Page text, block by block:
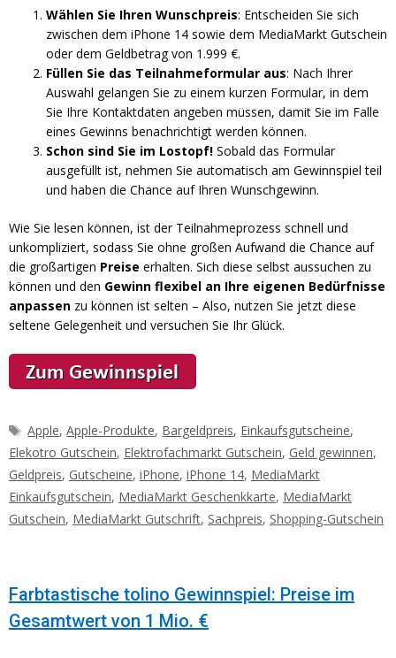
Wählen Sie Ihren Wunschpreis: Entscheiden Sie sich
zwischen dem iPhone 14 sowie dem MediaMarkt Gutschein
oder dem Geldbetrag von 1.999 €.
Füllen Sie das Teilnahmeformular aus: Nach Ihrer
Auswahl gelangen Sie zu einem kurzen Formular, in dem
Sie Ihre Kontaktdaten angeben müssen, damit Sie im Falle
eines Gewinns benachrichtigt werden können.
Schon sind Sie im Lostopf! Sobald das Formular
ausgefüllt ist, nehmen Sie automatisch am Gewinnspiel teil
und haben die Chance auf Ihren Wunschgewinn.
Wie Sie lesen können, ist der Teilnahmeprozess schnell und
unkompliziert, sodass Sie ohne großen Aufwand die Chance auf
die großartigen Preise erhalten. Sich diese selbst aussuchen zu
können und den Gewinn flexibel an Ihre eigenen Bedürfnisse
anpassen zu können ist selten – Also, nutzen Sie jetzt diese
seltene Gelegenheit und versuchen Sie Ihr Glück.
Schlagwörter
Apple,Apple-Produkte, Bargeldpreis, Einkaufsgutscheine,
Elekotro Gutschein, Elektrofachmarkt Gutschein, Geld gewinnen,
Geldpreis, Gutscheine, iPhone, iPhone 14, MediaMarkt
Einkaufsgutschein, MediaMarkt Geschenkkarte, MediaMarkt
Gutschein, MediaMarkt Gutschrift, Sachpreis, Shopping-Gutschein
Farbtastische tolino Gewinnspiel: Preise im
Gesamtwert von 1 Mio. €